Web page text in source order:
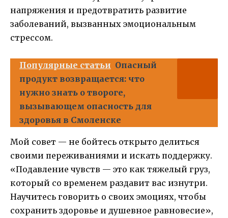
напряжения и предотвратить развитие
заболеваний, вызванных эмоциональным
стрессом.
Популярные статьи Опасный
продукт возвращается: что
нужно знать о твороге,
вызывающем опасность для
здоровья в Смоленске
Мой совет — не бойтесь открыто делиться
своими переживаниями и искать поддержку.
«Подавление чувств — это как тяжелый груз,
который со временем раздавит вас изнутри.
Научитесь говорить о своих эмоциях, чтобы
сохранить здоровье и душевное равновесие»,